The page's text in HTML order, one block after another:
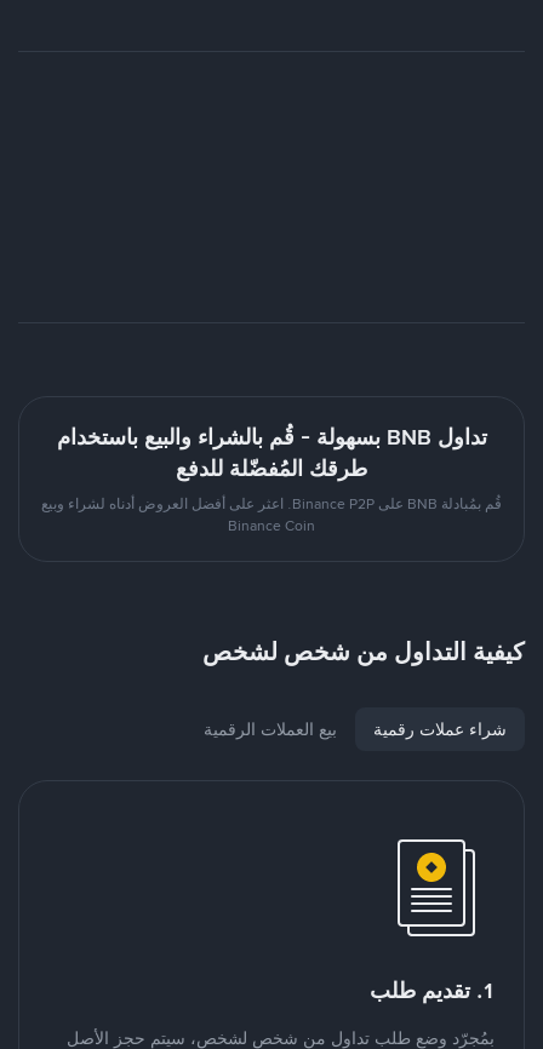
تداول BNB بسهولة - قُم بالشراء والبيع باستخدام
طرقك المُفضّلة للدفع
قُم بمُبادلة BNB على Binance P2P. اعثر على أفضل العروض أدناه لشراء وبيع
Binance Coin
كيفية التداول من شخص لشخص
شراء عملات رقمية بيع العملات الرقمية
1. تقديم طلب
بمُجرّد وضع طلب تداول من شخص لشخص، سيتم حجز الأصل